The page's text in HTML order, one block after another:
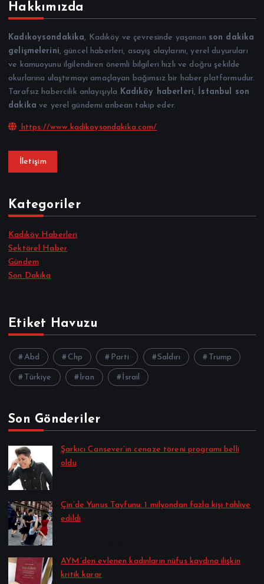
Hakkımızda
Kadıkoysondakika, Kadıköy ve çevresinde yaşanan son dakika
gelişmelerini, güncel haberleri, asayiş olaylarını, yerel duyuruları
ve kamuoyunu ilgilendiren önemli bilgileri hızlı ve doğru şekilde
okurlarına ulaştırmayı amaçlayan bağımsız bir haber platformudur.
Tarafsız habercilik anlayışıyla Kadıköy haberleri,
İstanbul son
dakika ve yerel gündemi anbean takip eder.
https://www.kadikoysondakika.com/
İletişim
Kategoriler
Kadıköy Haberleri
Sektörel Haber
Gündem
Son Dakika
Etiket Havuzu
Abd Chp Parti Saldırı Trump
Türkiye İran İsrail
Son Gönderiler
Şarkıcı Cansever’ın cenaze töreni programı belli
oldu
Çin’de Yunus Tayfunu: 1 milyondan fazla kişi tahliye
edildi
AYM’den evlenen kadınların nüfus kaydına ilişkin
kritik karar